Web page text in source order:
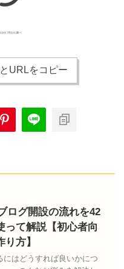
URLをコピー
ログ開設の流れを42
って解説【初心者向
方】
にはどうすれば良いかにつ